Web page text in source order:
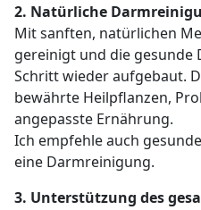
2. Natürliche
Mit sanften, natürlichen
gereinigt und die
Schritt wieder aufgebaut.
bewährte Heilpflanzen,
angepasste Ernährung.
Ich empfehle auch
eine Darmreinigung.
3. Unterstützung des